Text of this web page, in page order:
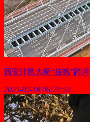
西安沣邑大桥“挂帆”跨河
2025-02-18 06:27:53